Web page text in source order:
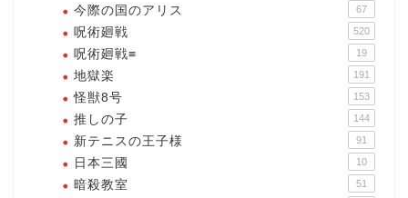
今際の国のアリス 67
呪術廻戦 520
呪術廻戦≡ 19
地獄楽 191
怪獣8号 153
推しの子 144
新テニスの王子様 91
日本三國 10
暗殺教室 51